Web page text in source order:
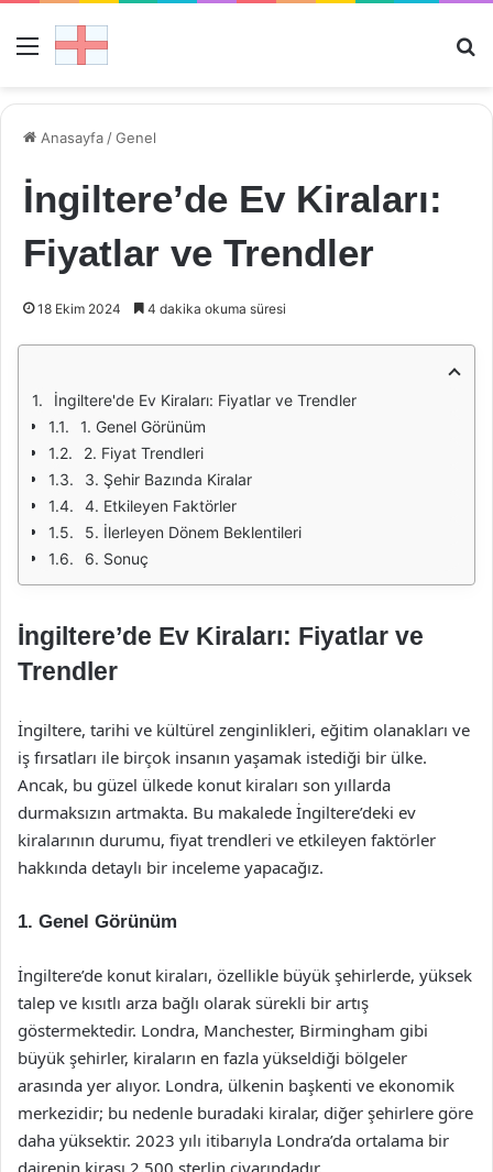
Menü
Anasayfa /Genel
İngiltere’de Ev Kiraları:
Fiyatlar ve Trendler
18 Ekim 2024 4 dakika okuma süresi
İngiltere'de Ev Kiraları: Fiyatlar ve Trendler
1. Genel Görünüm
2. Fiyat Trendleri
3. Şehir Bazında Kiralar
4. Etkileyen Faktörler
5. İlerleyen Dönem Beklentileri
6. Sonuç
İngiltere’de Ev Kiraları: Fiyatlar ve
Trendler
İngiltere, tarihi ve kültürel zenginlikleri, eğitim olanakları ve
iş fırsatları ile birçok insanın yaşamak istediği bir ülke.
Ancak, bu güzel ülkede konut kiraları son yıllarda
durmaksızın artmakta. Bu makalede İngiltere’deki ev
kiralarının durumu, fiyat trendleri ve etkileyen faktörler
hakkında detaylı bir inceleme yapacağız.
1. Genel Görünüm
İngiltere’de konut kiraları, özellikle büyük şehirlerde, yüksek
talep ve kısıtlı arza bağlı olarak sürekli bir artış
göstermektedir. Londra, Manchester, Birmingham gibi
büyük şehirler, kiraların en fazla yükseldiği bölgeler
arasında yer alıyor. Londra, ülkenin başkenti ve ekonomik
merkezidir; bu nedenle buradaki kiralar, diğer şehirlere göre
daha yüksektir. 2023 yılı itibarıyla Londra’da ortalama bir
dairenin kirası 2,500 sterlin civarındadır.